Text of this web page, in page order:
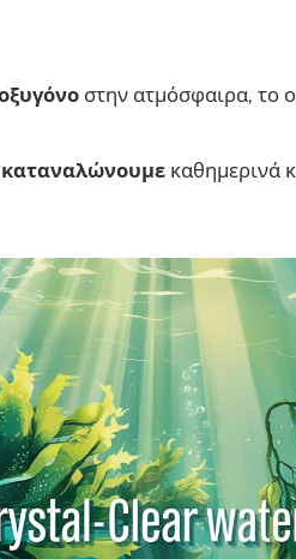
στην ατμόσφαιρα, το
καθημερινά